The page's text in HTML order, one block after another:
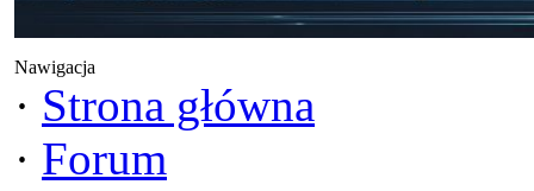
Nawigacja
· Strona główna
· Forum